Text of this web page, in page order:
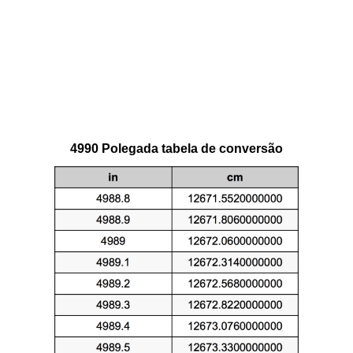
4990 Polegada tabela de conversão